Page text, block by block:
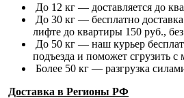
До 12 кг — доставляется до
До 30 кг — бесплатно
лифте до квартиры 150 руб.,
До 50 кг — наш курьер
подъезда и поможет сгрузить
Более 50 кг — разгрузка
Доставка в Регионы РФ